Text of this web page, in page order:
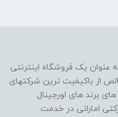
عنوان یک فروشگاه اینترنتی
از باکیفیت ترین شرکتهای
برند های اورجینال
اماراتی در خدمت